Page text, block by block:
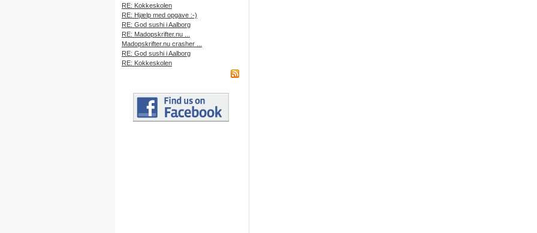
RE: Kokkeskolen
RE: Hjælp med opgave :-)
RE: God sushi i Aalborg
RE: Madopskrifter.nu ...
Madopskrifter.nu crasher ...
RE: God sushi i Aalborg
RE: Kokkeskolen